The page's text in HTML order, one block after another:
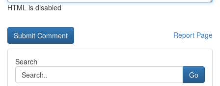
HTML is disabled
Report Page
Search
Go